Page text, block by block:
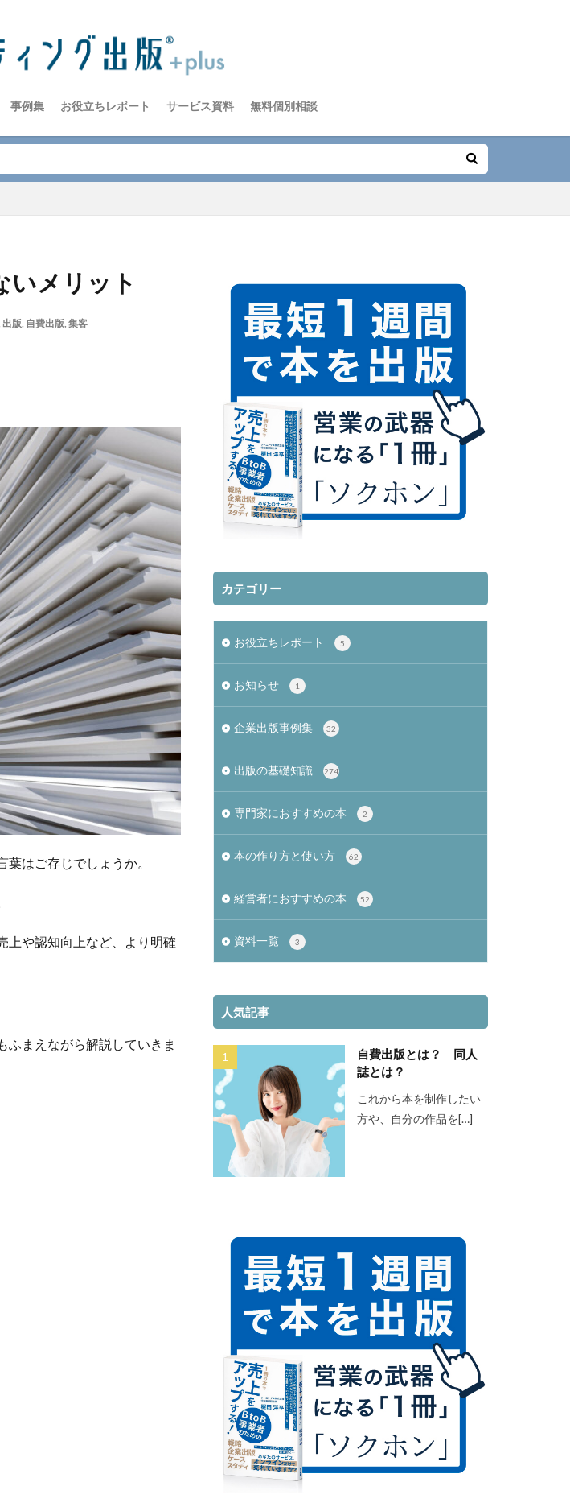
事例集 お役立ちレポート サービス資料 無料個別相談
いメリット
出版, 自費出版, 集客
はご存じでしょうか。
上や認知向上など、より明確
ふまえながら解説していきま
カテゴリー
お役立ちレポート 5
お知らせ 1
企業出版事例集 32
出版の基礎知識 274
専門家におすすめの本 2
本の作り方と使い方 62
経営者におすすめの本 52
資料一覧 3
人気記事
自費出版とは？ 同人
誌とは？
これから本を制作したい
方や、自分の作品を[…]